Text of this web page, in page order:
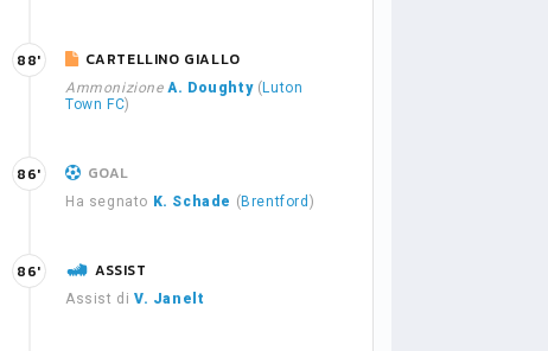
CARTELLINO GIALLO
Ammonizione A. Doughty( Luton
Town FC)
88'
GOAL
Ha segnato K. Schade ( Brentford )
86'
ASSIST
Assist di V. Janelt
86'